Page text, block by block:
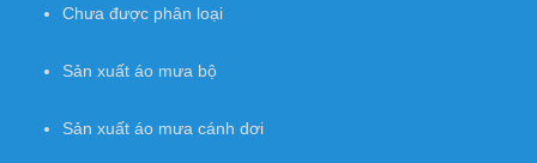
Chưa được phân loại
Sản xuất áo mưa bộ
Sản xuất áo mưa cánh dơi